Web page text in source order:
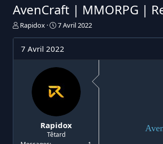
AvenCraft | MMORPG |
IRapidox
D
e
e
é
b
t
7 Avril 2022
7 Avril 2022
Rapidox
Têtard